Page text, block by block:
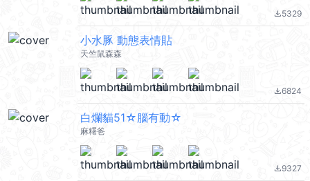
file_download5329
小水豚 動態表情貼
天竺鼠森森
file_download6824
白爛貓51☆腦有動☆
麻糬爸
file_download9327